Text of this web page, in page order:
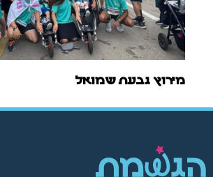
מירוץ גבעת שמואל